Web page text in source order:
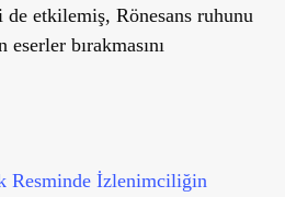
etkilemiş, Rönesans ruhunu
eserler bırakmasını
Resminde İzlenimciliğin